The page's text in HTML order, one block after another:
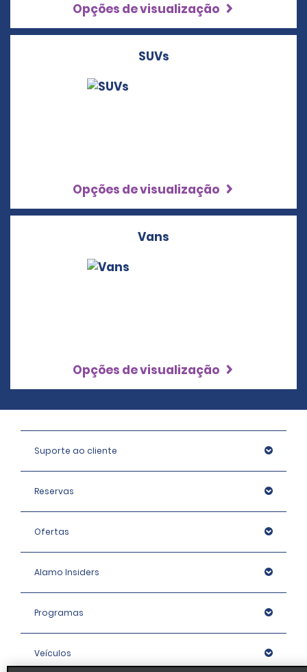
Opções de visualização
SUVs
Opções de visualização
Vans
Opções de visualização
Suporte ao cliente
Reservas
Ofertas
Alamo Insiders
Programas
Veículos